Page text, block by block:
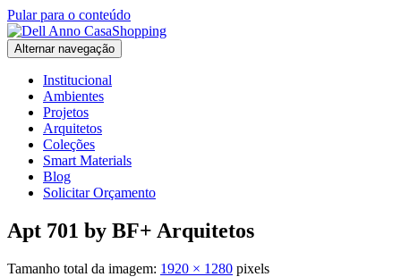
Pular para o conteúdo
Alternar navegação
Institucional
Ambientes
Projetos
Arquitetos
Coleções
Smart Materials
Blog
Solicitar Orçamento
Apt 701 by BF+ Arquitetos
Tamanho total da imagem: 1920 × 1280 pixels